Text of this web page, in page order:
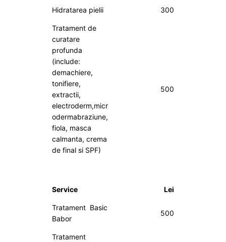
Hidratarea pielii 300
Tratament de
curatare
profunda
(include:
demachiere,
tonifiere,
extractii,
electroderm,micr
odermabraziune,
fiola, masca
calmanta, crema
de final si SPF)
500
Service Lei
Tratament Basic
Babor
500
Tratament